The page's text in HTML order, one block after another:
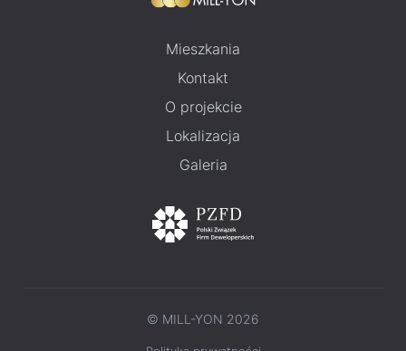
Mieszkania
Kontakt
O projekcie
Lokalizacja
Galeria
© MILL-YON 2026